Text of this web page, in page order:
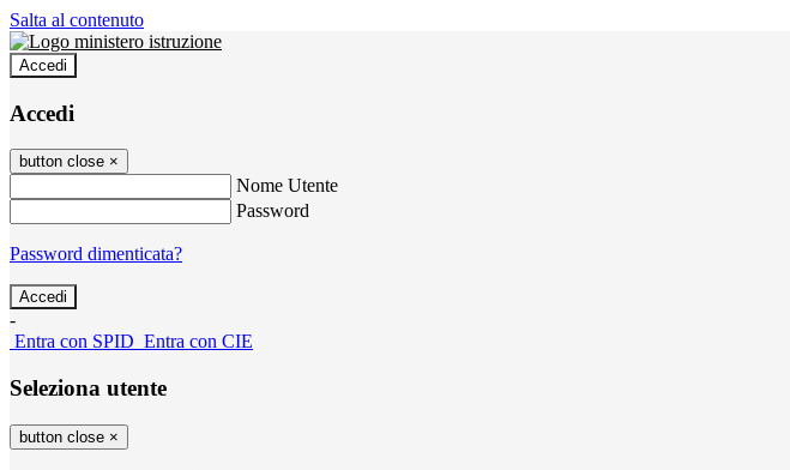
Salta al contenuto
Accedi
Accedi
button close ×
Nome Utente
Password
Password dimenticata?
-
Entra con SPID Entra con CIE
Seleziona utente
button close ×